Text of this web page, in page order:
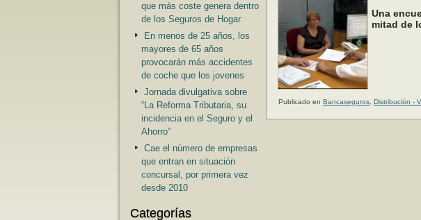
que más coste genera dentro
de los Seguros de Hogar
En menos de 25 años, los
mayores de 65 años
provocarán más accidentes
de coche que los jovenes
Jornada divulgativa sobre
“La Reforma Tributaria, su
incidencia en el Seguro y el
Ahorro”
Cae el número de empresas
que entran en situación
concursal, por primera vez
desde 2010
Categorías
Una
mitad de
Publicado en Bancaseguros Distribución -